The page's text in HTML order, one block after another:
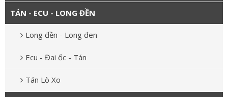
TÁN - ECU - LONG ĐỀN
Long đền - Long đen
Ecu - Đai ốc - Tán
Tán Lò Xo